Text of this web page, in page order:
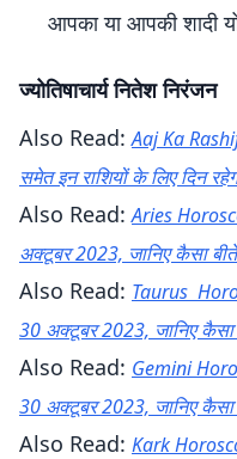
आपका या आपकी शादी
ज्योतिषाचार्य नितेश निरंजन
Also Read:Aaj Ka
समेत इन राशियों के लिए दिन
Also Read:Aries
अक्टूबर 2023, जानिए कैसा
Also Read: Taurus
30 अक्टूबर 2023, जानिए कैसा
Also Read: Gemini
30 अक्टूबर 2023, जानिए कैसा
Also Read: Kark